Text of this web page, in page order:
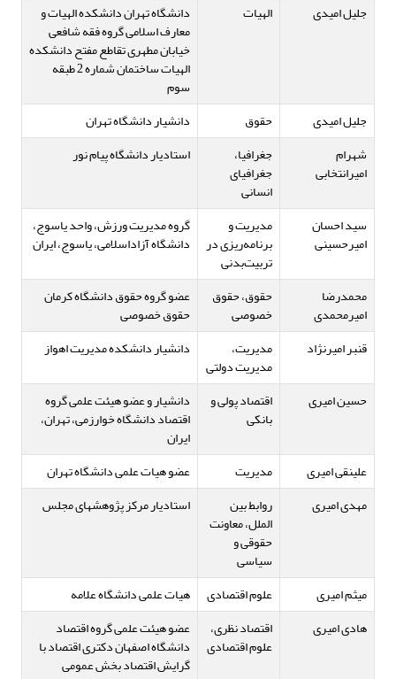
جلیل امیدی الهیات دانشگاه تهران دانشکده الهیات و
معارف اسلامی گروه فقه شافعی
خیابان مطهری تقاطع مفتح دانشکده
الهیات ساختمان شماره 2 طبقه
سوم
جلیل امیدی
حقوق
دانشیار دانشگاه تهران
شهرام
امیرانتخابی
جغرافیا،
جغرافیای
انسانی
استادیار دانشگاه پیام نور
سید احسان
امیرحسینی
مدیریت و
برنامه‌ریزی در
تربیت‌بدنی
گروه مدیریت ورزش، واحد یاسوج،
دانشگاه آزاداسلامی، یاسوج، ایران
محمدرضا
امیرمحمدی
حقوق، حقوق
خصوصی
عضو گروه حقوق دانشگاه کرمان
حقوق خصوصی
قنبر امیرنژاد
مدیریت،
مدیریت دولتی
دانشیار دانشکده مدیریت اهواز
حسین امیری اقتصاد پولی و
بانکی
دانشیار و عضو هیئت علمی گروه
اقتصاد دانشگاه خوارزمی، تهران،
ایران
علینقی امیری
مدیریت
عضو هیات علمی دانشگاه تهران
مهدی امیری
روابط بین
الملل، معاونت
حقوقی و
سیاسی
استادیار مرکز پژوهشهای مجلس
میثم امیری علوم اقتصادی
هیات علمی دانشگاه علامه
هادی امیری
اقتصاد نظری،
علوم اقتصادی
عضو هیئت علمی گروه اقتصاد
دانشگاه اصفهان دکتری اقتصاد با
گرایش اقتصاد بخش عمومی